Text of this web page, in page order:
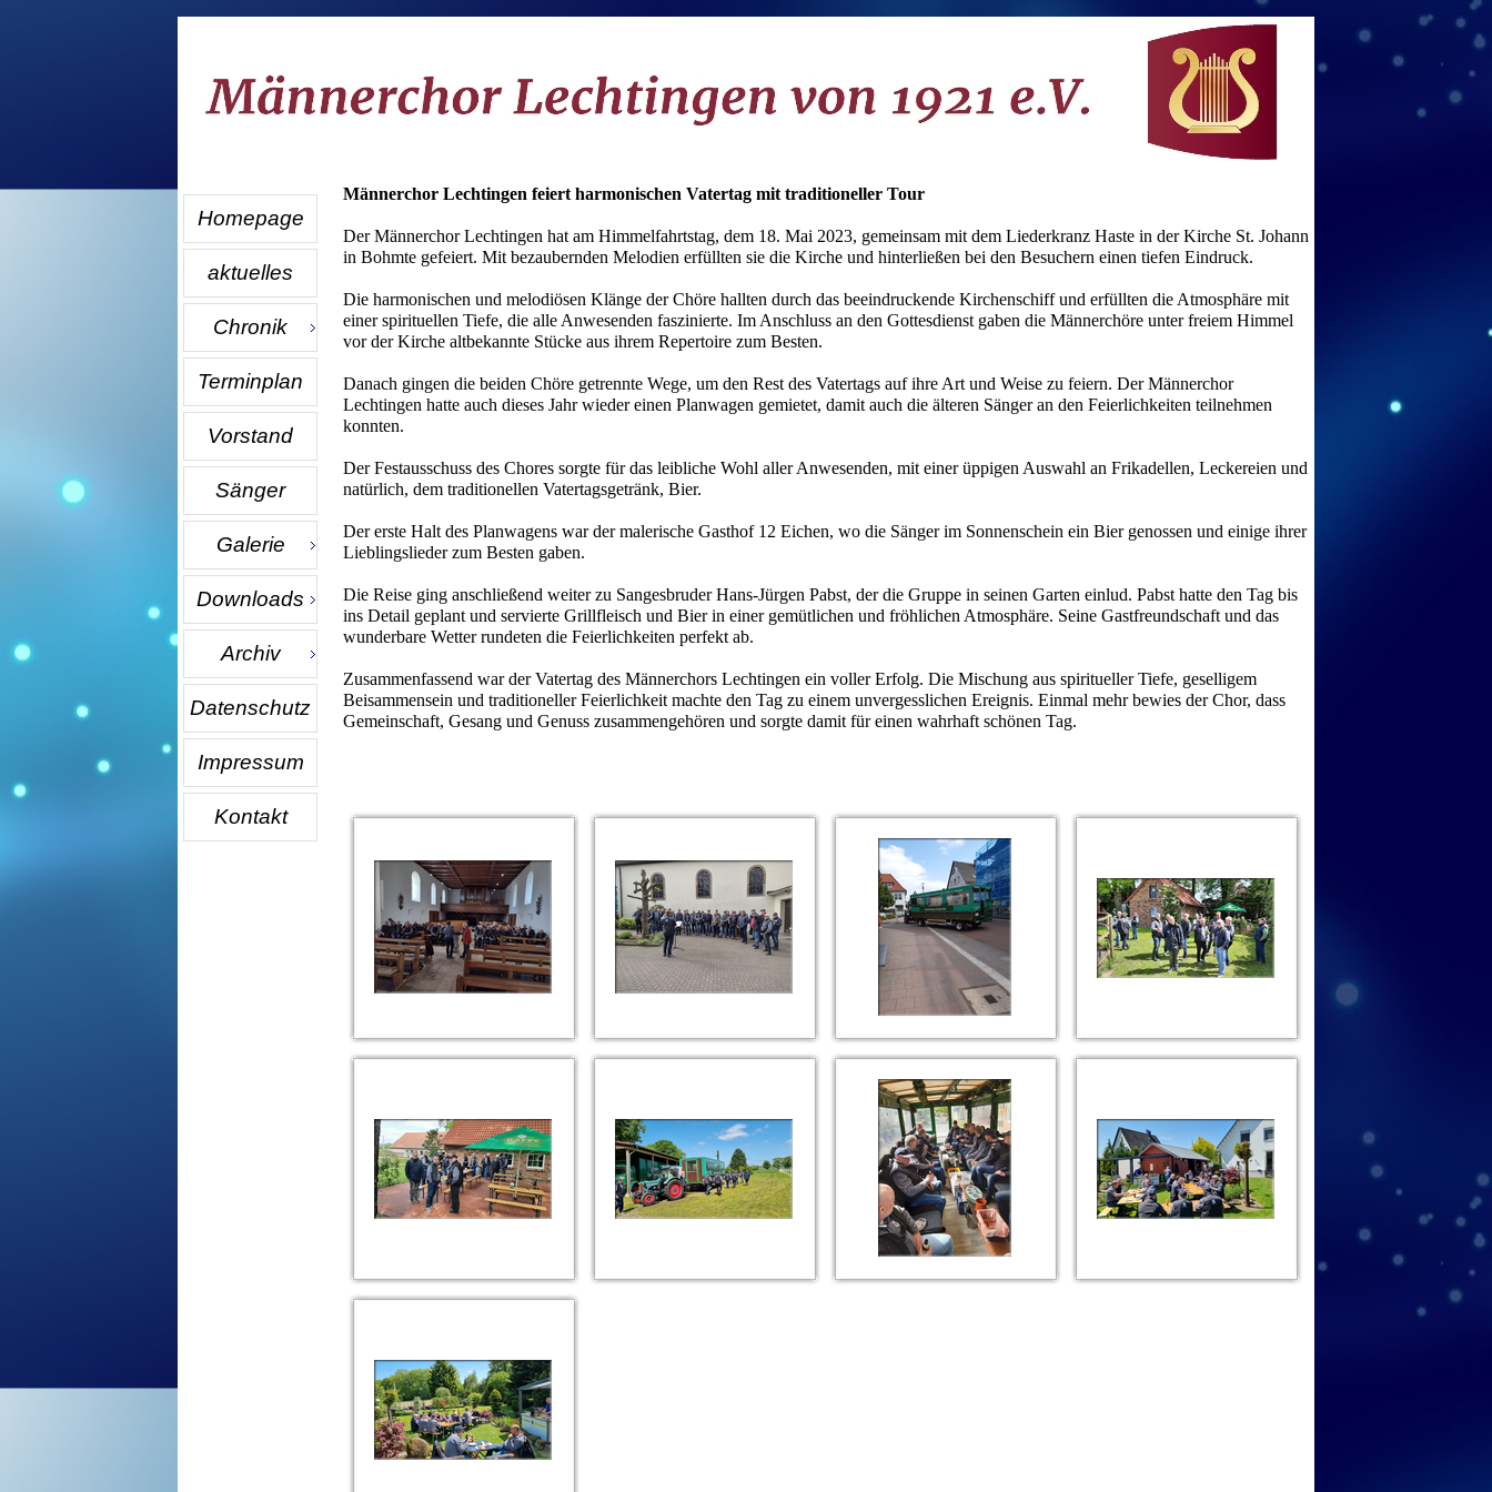
Homepage
aktuelles
Chronik
Terminplan
Vorstand
Sänger
Galerie
Downloads
Archiv
Datenschutz
Impressum
Kontakt
Männerchor Lechtingen feiert harmonischen Vatertag mit traditioneller Tour
Der Männerchor Lechtingen hat am Himmelfahrtstag, dem 18. Mai 2023, gemeinsam mit dem Liederkranz Haste in der Kirche St. Johann
in Bohmte gefeiert. Mit bezaubernden Melodien erfüllten sie die Kirche und hinterließen bei den Besuchern einen tiefen Eindruck.
Die harmonischen und melodiösen Klänge der Chöre hallten durch das beeindruckende Kirchenschiff und erfüllten die Atmosphäre mit
einer spirituellen Tiefe, die alle Anwesenden faszinierte. Im Anschluss an den Gottesdienst gaben die Männerchöre unter freiem Himmel
vor der Kirche altbekannte Stücke aus ihrem Repertoire zum Besten.
Danach gingen die beiden Chöre getrennte Wege, um den Rest des Vatertags auf ihre Art und Weise zu feiern. Der Männerchor
Lechtingen hatte auch dieses Jahr wieder einen Planwagen gemietet, damit auch die älteren Sänger an den Feierlichkeiten teilnehmen
konnten.
Der Festausschuss des Chores sorgte für das leibliche Wohl aller Anwesenden, mit einer üppigen Auswahl an Frikadellen, Leckereien und
natürlich, dem traditionellen Vatertagsgetränk, Bier.
Der erste Halt des Planwagens war der malerische Gasthof 12 Eichen, wo die Sänger im Sonnenschein ein Bier genossen und einige ihrer
Lieblingslieder zum Besten gaben.
Die Reise ging anschließend weiter zu Sangesbruder Hans-Jürgen Pabst, der die Gruppe in seinen Garten einlud. Pabst hatte den Tag bis
ins Detail geplant und servierte Grillfleisch und Bier in einer gemütlichen und fröhlichen Atmosphäre. Seine Gastfreundschaft und das
wunderbare Wetter rundeten die Feierlichkeiten perfekt ab.
Zusammenfassend war der Vatertag des Männerchors Lechtingen ein voller Erfolg. Die Mischung aus spiritueller Tiefe, geselligem
Beisammensein und traditioneller Feierlichkeit machte den Tag zu einem unvergesslichen Ereignis. Einmal mehr bewies der Chor, dass
Gemeinschaft, Gesang und Genuss zusammengehören und sorgte damit für einen wahrhaft schönen Tag.